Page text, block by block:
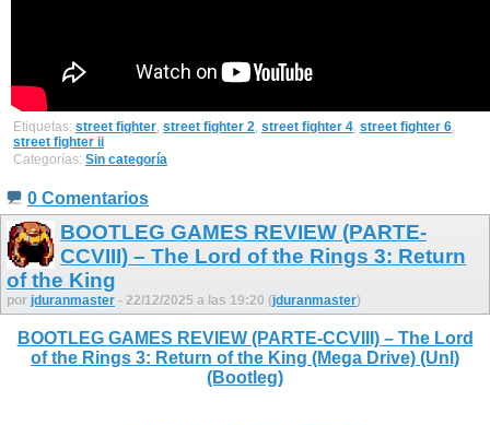
Etiquetas: street fighter, street fighter 2, street fighter 4, street fighter 6,
street fighter ii
Categorías: Sin categoría
0 Comentarios
BOOTLEG GAMES REVIEW (PARTE-
CCVIII) – The Lord of the Rings 3: Return
of the King
por jduranmaster - 22/12/2025 a las 19:20 (jduranmaster)
BOOTLEG GAMES REVIEW (PARTE-CCVIII) – The Lord
of the Rings 3: Return of the King (Mega Drive) (Unl)
(Bootleg)